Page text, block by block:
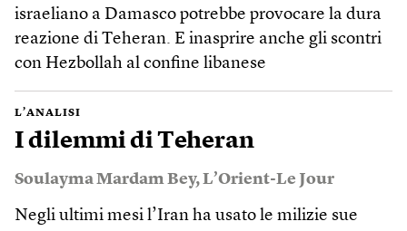
israeliano a Damasco potrebbe provocare la dura
reazione di Teheran. E inasprire anche gli scontri
con Hezbollah al confine libanese
L’ANALISI
I dilemmi di Teheran
Soulayma Mardam Bey,L’Orient-Le Jour
Negli ultimi mesi l’Iran ha usato le milizie sue